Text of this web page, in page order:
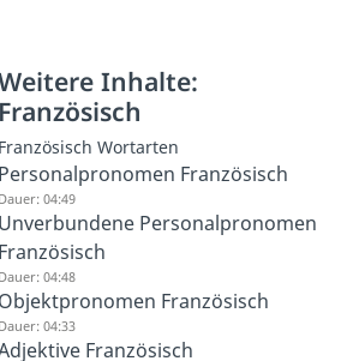
Inhalte:
Französisch
Französisch Wortarten
Personalpronomen Französisch
Dauer: 04:49
Unverbundene Personalpronomen
Französisch
Dauer: 04:48
Objektpronomen Französisch
Dauer: 04:33
Französisch